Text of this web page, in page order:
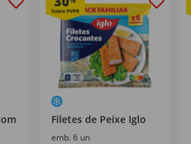
Filetes de Peixe Iglo
emb. 6 un